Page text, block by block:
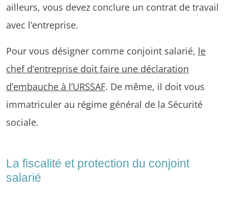
ailleurs, vous devez conclure un contrat de travail
avec l’entreprise.
Pour vous désigner comme conjoint salarié, le
chef d’entreprise doit faire une déclaration
d’embauche à l’URSSAF. De même, il doit vous
immatriculer au régime général de la Sécurité
sociale.
La fiscalité et protection du conjoint
salarié